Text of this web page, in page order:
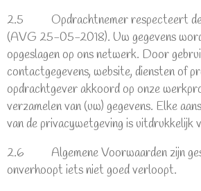
2.5 Opdrachtnemer respecteert de
(AVG 25-05-2018). Uw gegevens
opgeslagen op ons netwerk. Door
contactgegevens, website, diensten of
opdrachtgever akkoord op onze
verzamelen van (uw) gegevens. Elke
van de privacywetgeving is uitdrukkelijk
2.6 Algemene Voorwaarden zijn
onverhoopt iets niet goed verloopt.